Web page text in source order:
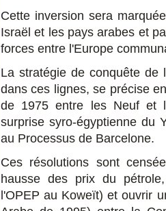
Cette inversion sera
Israël et les pays arabes et
forces entre l'Europe
La stratégie de conquête
dans ces lignes, se précise
de 1975 entre les Neuf et
surprise syro-égyptienne du
au Processus de Barcelone.
Ces résolutions sont
hausse des prix du
l'OPEP au Koweït) et ouvrir